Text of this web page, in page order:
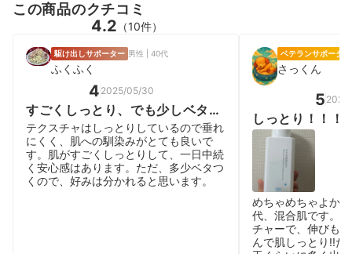
この商品のクチコミ
4.2 （10件）
駆け出しサポーター 男性 | 40代
ふくふく
4 2025/05/30
すごくしっとり、でも少しベタつ
く
テクスチャはしっとりしているので垂れ
にくく、肌への馴染みがとても良いで
す。肌がすごくしっとりして、一日中続
く安心感はあります。ただ、多少ベタつ
くので、好みは分かれると思います。
ベテランサポーター
さっくん
5
しっとり！！！
めちゃめちゃよか
代、混合肌です。
チャーで、伸びも
んで肌しっとり!!